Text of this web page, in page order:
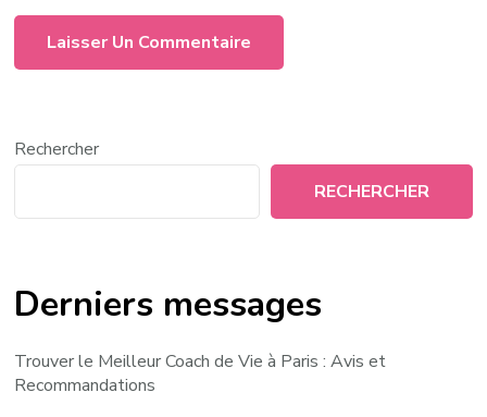
Rechercher
RECHERCHER
Derniers messages
Trouver le Meilleur Coach de Vie à Paris : Avis et
Recommandations